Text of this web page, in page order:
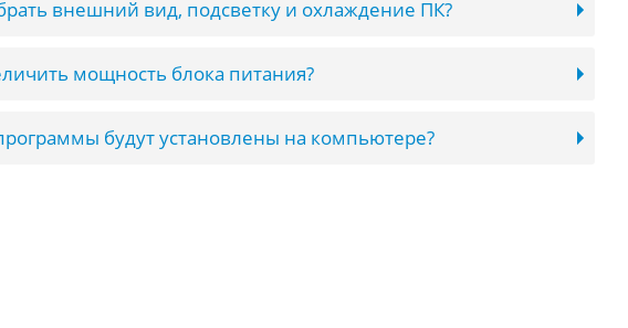
внешний вид, подсветку и охлаждение ПК?
мощность блока питания?
будут установлены на компьютере?